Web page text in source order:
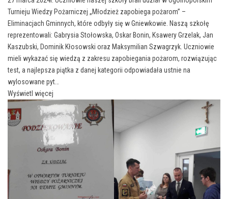
Turnieju Wiedzy Pożarniczej „Młodzież zapobiega pożarom” –
Eliminacjach Gminnych, które odbyły się w Gniewkowie. Naszą szkołę
reprezentowali: Gabrysia Stołowska, Oskar Bonin, Ksawery Grzelak, Jan
Kaszubski, Dominik Kłosowski oraz Maksymilian Szwagrzyk. Uczniowie
mieli wykazać się wiedzą z zakresu zapobiegania pożarom, rozwiązując
test, a najlepsza piątka z danej kategorii odpowiadała ustnie na
wylosowane pyt…
Wyświetl więcej